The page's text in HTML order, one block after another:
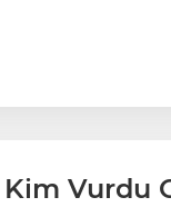
Kim Vurdu